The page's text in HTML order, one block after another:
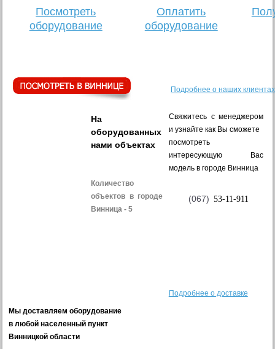
Посмотреть
оборудование
Оплатить
оборудование
Подробнее о наших клиентах
На
оборудованных
нами объектах
Количество
объектов в городе
Винница - 5
Свяжитесь с менеджером
и узнайте как Вы сможете
посмотреть
интересующую Вас
модель в городе Винница
(067) 53-11-911
Подробнее о доставке
Мы доставляем оборудование
в любой населенный пункт
Винницкой области